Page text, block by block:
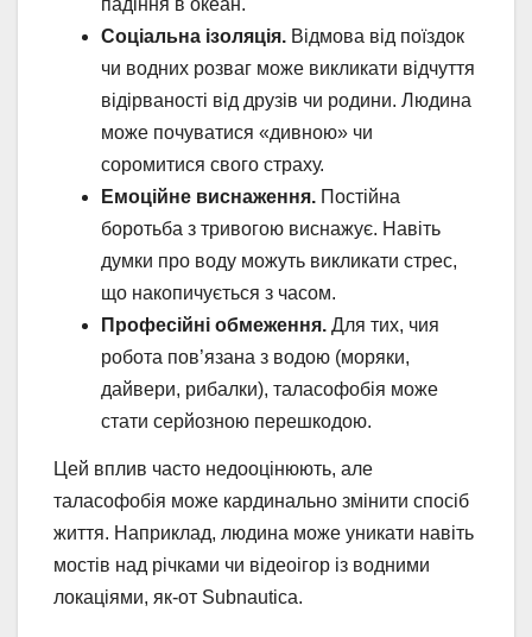
падіння в океан.
Соціальна ізоляція. Відмова від поїздок
чи водних розваг може викликати відчуття
відірваності від друзів чи родини. Людина
може почуватися «дивною» чи
соромитися свого страху.
Емоційне виснаження. Постійна
боротьба з тривогою виснажує. Навіть
думки про воду можуть викликати стрес,
що накопичується з часом.
Професійні обмеження. Для тих, чия
робота пов’язана з водою (моряки,
дайвери, рибалки), таласофобія може
стати серйозною перешкодою.
Цей вплив часто недооцінюють, але
таласофобія може кардинально змінити спосіб
життя. Наприклад, людина може уникати навіть
мостів над річками чи відеоігор із водними
локаціями, як-от Subnautica.